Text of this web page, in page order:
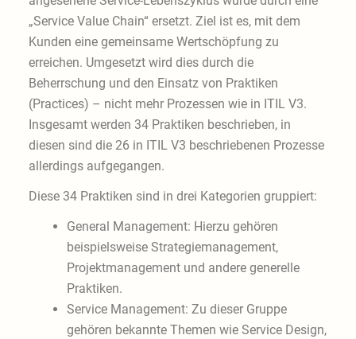
„Service Value Chain“ ersetzt. Ziel ist es, mit dem
Kunden eine gemeinsame Wertschöpfung zu
erreichen. Umgesetzt wird dies durch die
Beherrschung und den Einsatz von Praktiken
(Practices) – nicht mehr Prozessen wie in ITIL V3.
Insgesamt werden 34 Praktiken beschrieben, in
diesen sind die 26 in ITIL V3 beschriebenen Prozesse
allerdings aufgegangen.
Diese 34 Praktiken sind in drei Kategorien gruppiert:
General Management: Hierzu gehören
beispielsweise Strategiemanagement,
Projektmanagement und andere generelle
Praktiken.
Service Management: Zu dieser Gruppe
gehören bekannte Themen wie Service Design,